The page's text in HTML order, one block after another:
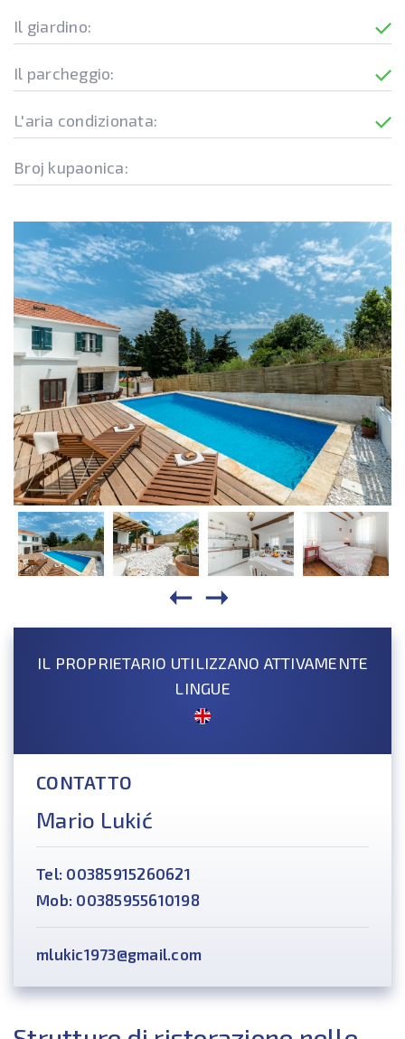
Il giardino:
Il parcheggio:
L'aria condizionata:
Broj kupaonica:
IL PROPRIETARIO UTILIZZANO ATTIVAMENTE
LINGUE
CONTATTO
Mario Lukić
Tel: 00385915260621
Mob: 00385955610198
mlukic1973@gmail.com